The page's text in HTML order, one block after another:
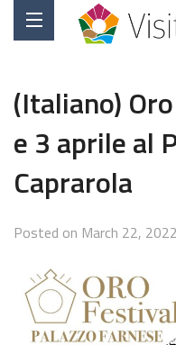
(Italiano)
e 3 aprile al
Caprarola
Posted on March 22,